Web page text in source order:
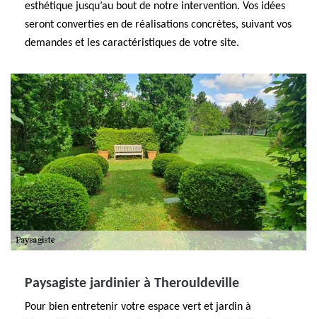
esthétique jusqu’au bout de notre intervention. Vos idées
seront converties en de réalisations concrètes, suivant vos
demandes et les caractéristiques de votre site.
Paysagiste jardinier à Therouldeville
Pour bien entretenir votre espace vert et jardin à